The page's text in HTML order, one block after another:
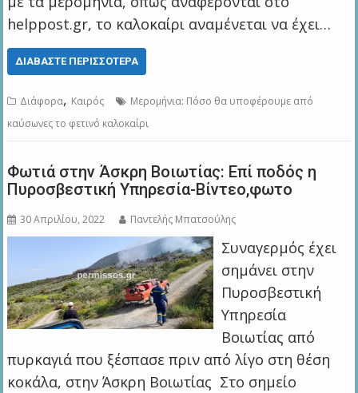
helppost.gr, το καλοκαίρι αναμένεται να έχει…
ΔΙΑΒΆΣΤΕ ΠΕΡΙΣΣΌΤΕΡΑ
Διάφορα, Καιρός
Μερομήνια: Πόσο θα υποφέρουμε από
καύσωνες το φετινό καλοκαίρι
Φωτιά στην Άσκρη Βοιωτίας: Επί ποδός η
Πυροσβεστική Υπηρεσία-Βίντεο,φωτο
30 Απριλίου, 2022 Παντελής Μπατσούλης
Συναγερμός έχει
σημάνει στην
Πυροσβεστική
Υπηρεσία
Βοιωτίας από
πυρκαγιά που ξέσπασε πριν από λίγο στη θέση
κοκάλα, στην Άσκρη Βοιωτίας Στο σημείο